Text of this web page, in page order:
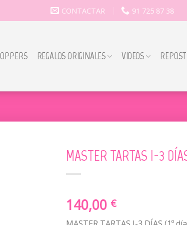
CONTACTAR 91 725 87 38
REGALOS ORIGINALES VIDEOS
MASTER TARTAS I-3
140,00 €